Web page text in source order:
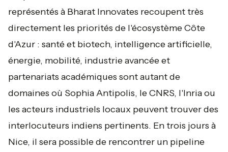
représentés à Bharat Innovates recoupent très
directement les priorités de l'écosystème Côte
d'Azur : santé et biotech, intelligence artificielle,
énergie, mobilité, industrie avancée et
partenariats académiques sont autant de
domaines où Sophia Antipolis, le CNRS, l'Inria ou
les acteurs industriels locaux peuvent trouver des
interlocuteurs indiens pertinents. En trois jours à
Nice, il sera possible de rencontrer un pipeline